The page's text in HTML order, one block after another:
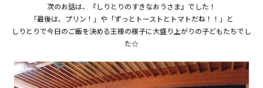
次のお話は、『しりとりのすきなおうさま』でした！
「最後は、プリン！」や「ずっとトーストとトマトだね！！」と
しりとりで今日のご飯を決める王様の様子に大盛り上がりの子どもたちでし
た☆